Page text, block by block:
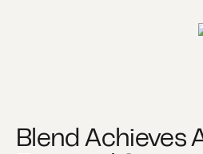
Blend Achieves